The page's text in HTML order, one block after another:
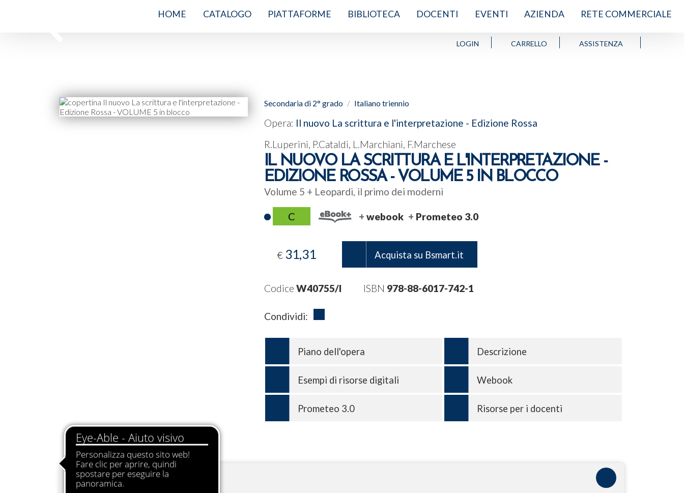
HOME CATALOGO PIATTAFORME BIBLIOTECA DOCENTI EVENTI AZIENDA RETE COMMERCIALE
LOGIN CARRELLO ASSISTENZA
Secondaria di 2° grado Italiano triennio
Opera: Il nuovo La scrittura e l'interpretazione - Edizione Rossa
R.Luperini, P.Cataldi, L.Marchiani, F.Marchese
IL NUOVO LA SCRITTURA E L'INTERPRETAZIONE -
EDIZIONE ROSSA - VOLUME 5 IN BLOCCO
Volume 5 + Leopardi, il primo dei moderni
C webook Prometeo 3.0
€ 31,31 Acquista su Bsmart.it
Codice W40755/I ISBN 978-88-6017-742-1
Condividi:
Piano dell'opera Descrizione
Esempi di risorse digitali Webook
Prometeo 3.0 Risorse per i docenti
PIANO DELL'OPERA